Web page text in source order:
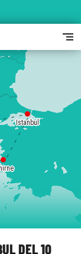
DEL 10
Istanbul
segment